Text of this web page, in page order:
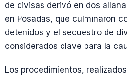
de divisas derivó en dos
en Posadas, que culminaron
detenidos y el secuestro de
considerados clave para la
Los procedimientos,